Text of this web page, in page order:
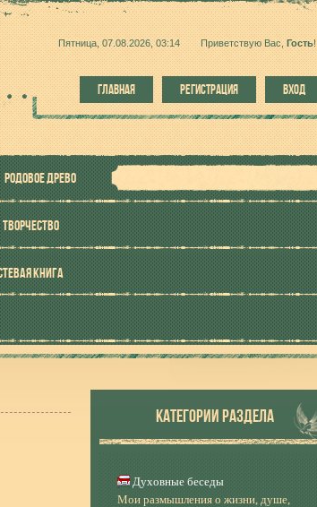
Пятница, 07.08.2026, 03:14 Приветствую Вас Гость!
ГЛАВНАЯ РЕГИСТРАЦИЯ ВХОД
РОДОВОЕ ДРЕВО
ТВОРЧЕСТВО
КНИГА
КАТЕГОРИИ РАЗДЕЛА
Духовные беседы
Мои размышления о жизни, душе,